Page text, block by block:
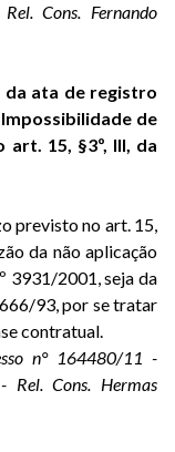
Cons. Fernando
da ata de registro
de
15, §3º, III, da
previsto no art. 15,
da não aplicação
3931/2001, seja da
93, por se tratar
contratual.
n° 164480/11 -
Cons. Hermas